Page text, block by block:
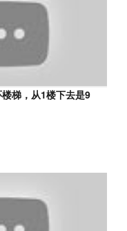
楼梯，从1楼下去是9